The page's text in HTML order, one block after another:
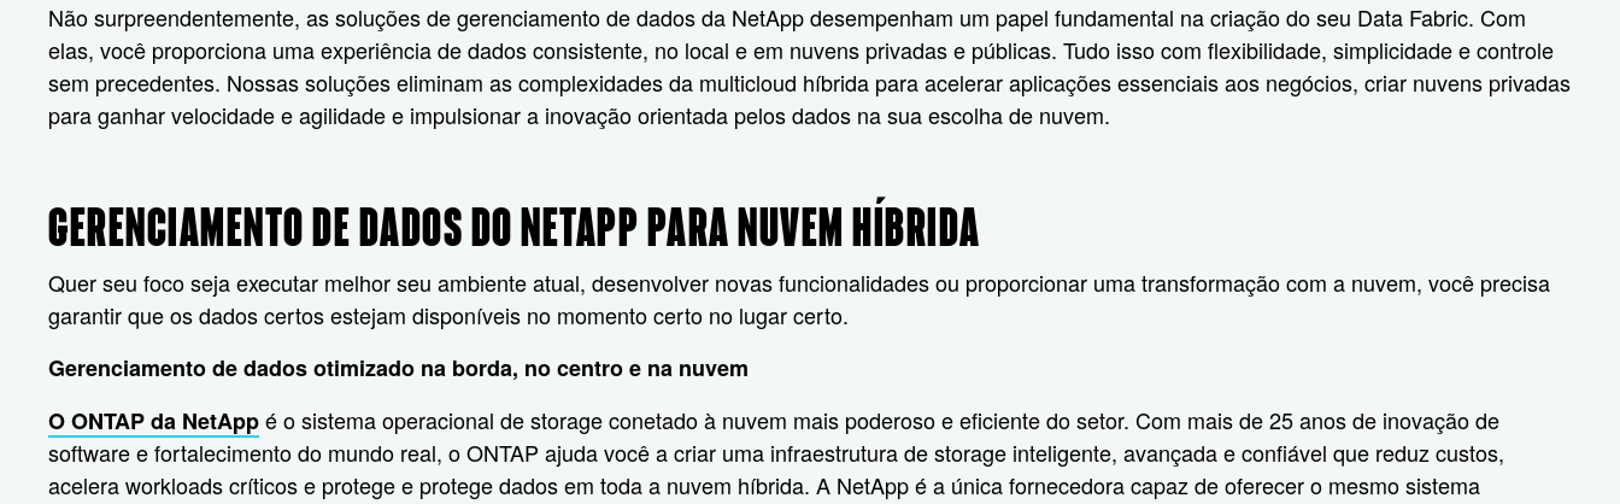
Não surpreendentemente, as soluções de gerenciamento de dados da NetApp desempenham um papel fundamental na criação do seu Data Fabric. Com
elas, você proporciona uma experiência de dados consistente, no local e em nuvens privadas e públicas. Tudo isso com flexibilidade, simplicidade e controle
sem precedentes. Nossas soluções eliminam as complexidades da multicloud híbrida para acelerar aplicações essenciais aos negócios, criar nuvens privadas
para ganhar velocidade e agilidade e impulsionar a inovação orientada pelos dados na sua escolha de nuvem.
GERENCIAMENTO DE DADOS DO NETAPP PARA NUVEM HÍBRIDA
Quer seu foco seja executar melhor seu ambiente atual, desenvolver novas funcionalidades ou proporcionar uma transformação com a nuvem, você precisa
garantir que os dados certos estejam disponíveis no momento certo no lugar certo.
Gerenciamento de dados otimizado na borda, no centro e na nuvem
O ONTAP da NetAppé o sistema operacional de storage conetado à nuvem mais poderoso e eficiente do setor. Com mais de 25 anos de inovação de
software e fortalecimento do mundo real, o ONTAP ajuda você a criar uma infraestrutura de storage inteligente, avançada e confiável que reduz custos,
acelera workloads críticos e protege e protege dados em toda a nuvem híbrida. A NetApp é a única fornecedora capaz de oferecer o mesmo sistema